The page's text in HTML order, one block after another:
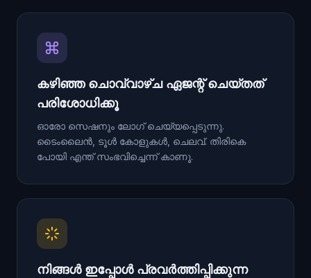
കഴിഞ്ഞ ചൊവ്വാഴ്ച ഏജന്റ് ചെയ്തത്
പരിശോധിക്കൂ
ഓരോ സെഷനും ലോഗ് ചെയ്യപ്പെടുന്നു.
ടൈംലൈൻ, ടൂൾ കോളുകൾ, ചെലവ്. തിരികെ
പോയി എന്ത് സംഭവിച്ചെന്ന് കാണൂ.
നിങ്ങൾ ഇപ്പോൾ പ്രവർത്തിപ്പിക്കുന്ന